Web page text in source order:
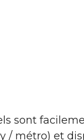
sont
/ métro) et